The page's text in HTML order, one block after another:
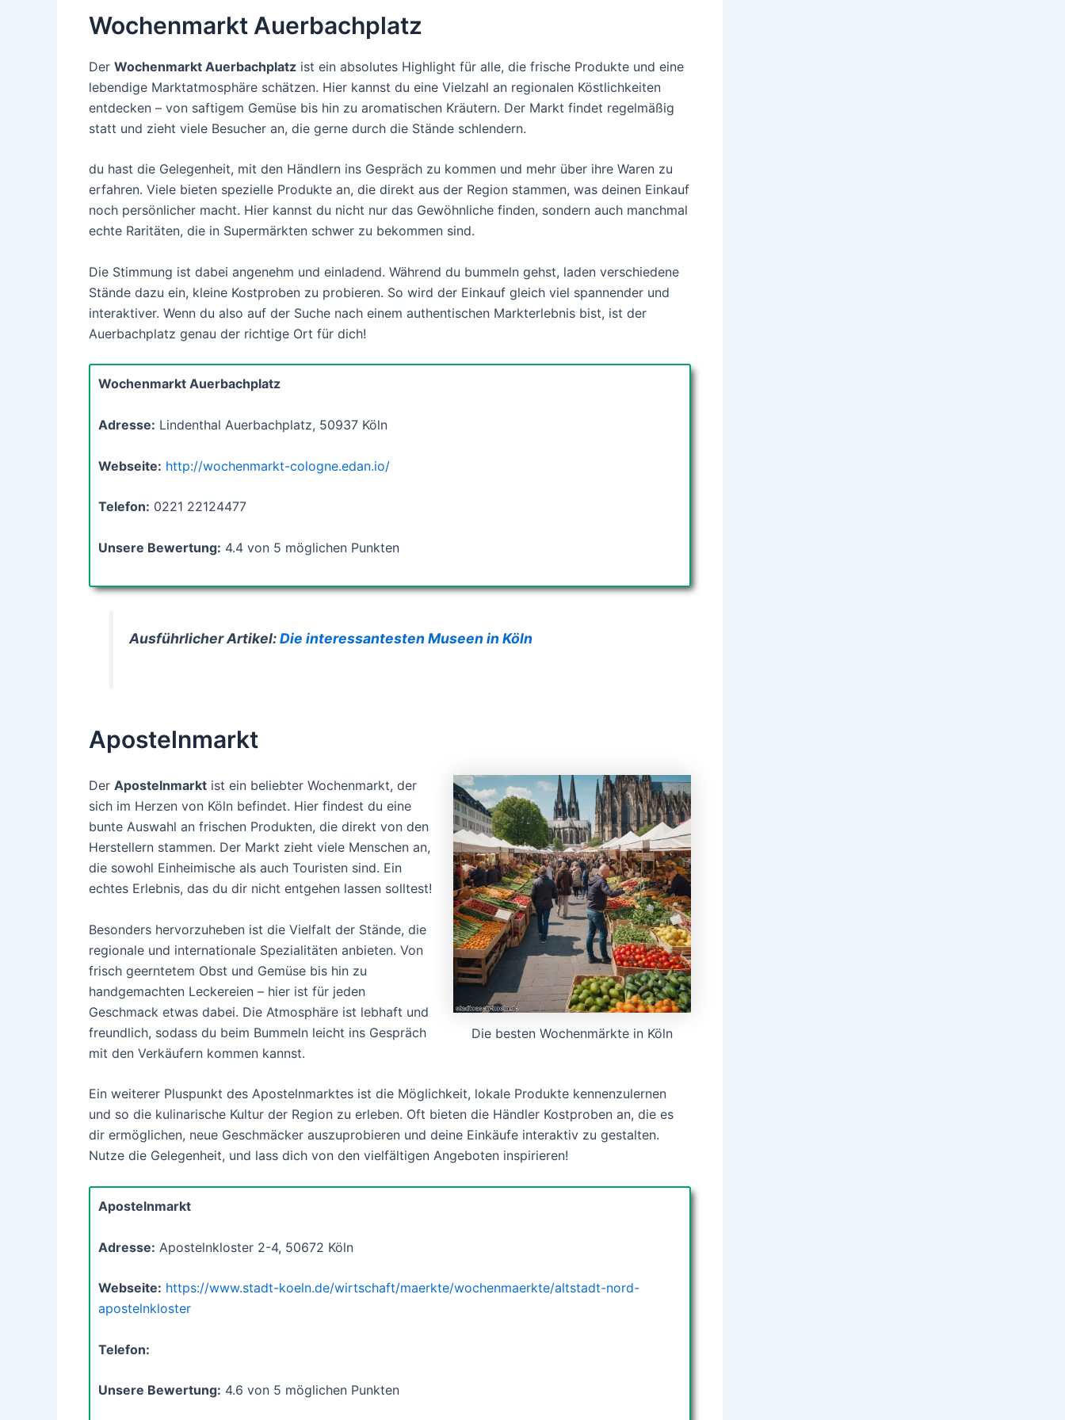
Wochenmarkt Auerbachplatz
Der Wochenmarkt Auerbachplatz ist ein absolutes Highlight für alle, die frische Produkte und eine
lebendige Marktatmosphäre schätzen. Hier kannst du eine Vielzahl an regionalen Köstlichkeiten
entdecken – von saftigem Gemüse bis hin zu aromatischen Kräutern. Der Markt findet regelmäßig
statt und zieht viele Besucher an, die gerne durch die Stände schlendern.
du hast die Gelegenheit, mit den Händlern ins Gespräch zu kommen und mehr über ihre Waren zu
erfahren. Viele bieten spezielle Produkte an, die direkt aus der Region stammen, was deinen Einkauf
noch persönlicher macht. Hier kannst du nicht nur das Gewöhnliche finden, sondern auch manchmal
echte Raritäten, die in Supermärkten schwer zu bekommen sind.
Die Stimmung ist dabei angenehm und einladend. Während du bummeln gehst, laden verschiedene
Stände dazu ein, kleine Kostproben zu probieren. So wird der Einkauf gleich viel spannender und
interaktiver. Wenn du also auf der Suche nach einem authentischen Markterlebnis bist, ist der
Auerbachplatz genau der richtige Ort für dich!
Wochenmarkt Auerbachplatz
Adresse: Lindenthal Auerbachplatz, 50937 Köln
Webseite: http://wochenmarkt-cologne.edan.io/
Telefon: 0221 22124477
Unsere Bewertung: 4.4 von 5 möglichen Punkten
Ausführlicher Artikel:Die interessantesten Museen in Köln
Apostelnmarkt
Die besten Wochenmärkte in Köln
Der Apostelnmarkt ist ein beliebter Wochenmarkt, der
sich im Herzen von Köln befindet. Hier findest du eine
bunte Auswahl an frischen Produkten, die direkt von den
Herstellern stammen. Der Markt zieht viele Menschen an,
die sowohl Einheimische als auch Touristen sind. Ein
echtes Erlebnis, das du dir nicht entgehen lassen solltest!
Besonders hervorzuheben ist die Vielfalt der Stände, die
regionale und internationale Spezialitäten anbieten. Von
frisch geerntetem Obst und Gemüse bis hin zu
handgemachten Leckereien – hier ist für jeden
Geschmack etwas dabei. Die Atmosphäre ist lebhaft und
freundlich, sodass du beim Bummeln leicht ins Gespräch
mit den Verkäufern kommen kannst.
Ein weiterer Pluspunkt des Apostelnmarktes ist die Möglichkeit, lokale Produkte kennenzulernen
und so die kulinarische Kultur der Region zu erleben. Oft bieten die Händler Kostproben an, die es
dir ermöglichen, neue Geschmäcker auszuprobieren und deine Einkäufe interaktiv zu gestalten.
Nutze die Gelegenheit, und lass dich von den vielfältigen Angeboten inspirieren!
Apostelnmarkt
Adresse: Apostelnkloster 2-4, 50672 Köln
Webseite: https://www.stadt-koeln.de/wirtschaft/maerkte/wochenmaerkte/altstadt-nord-
apostelnkloster
Telefon:
Unsere Bewertung: 4.6 von 5 möglichen Punkten